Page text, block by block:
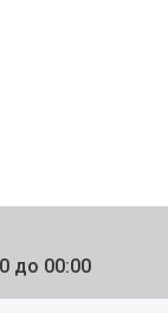
до 00:00